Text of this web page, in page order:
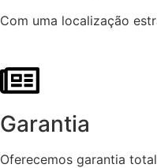
Com uma localização
Garantia
Oferecemos garantia